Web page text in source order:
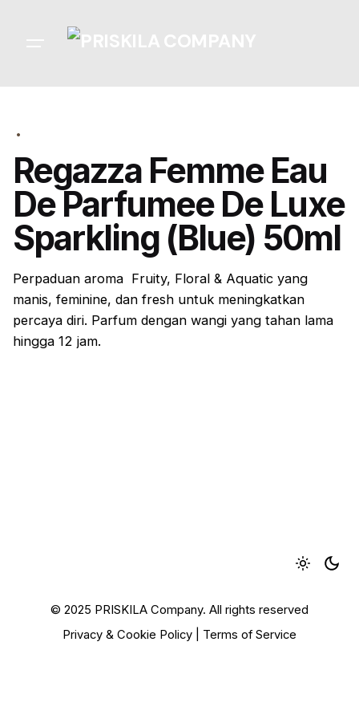
Regazza Femme Eau
De Parfumee De Luxe
Sparkling (Blue) 50ml
Perpaduan aroma Fruity, Floral & Aquatic yang
manis, feminine, dan fresh untuk meningkatkan
percaya diri. Parfum dengan wangi yang tahan lama
hingga 12 jam.
© 2025 PRISKILA Company. All rights reserved
Privacy & Cookie Policy
Terms of Service